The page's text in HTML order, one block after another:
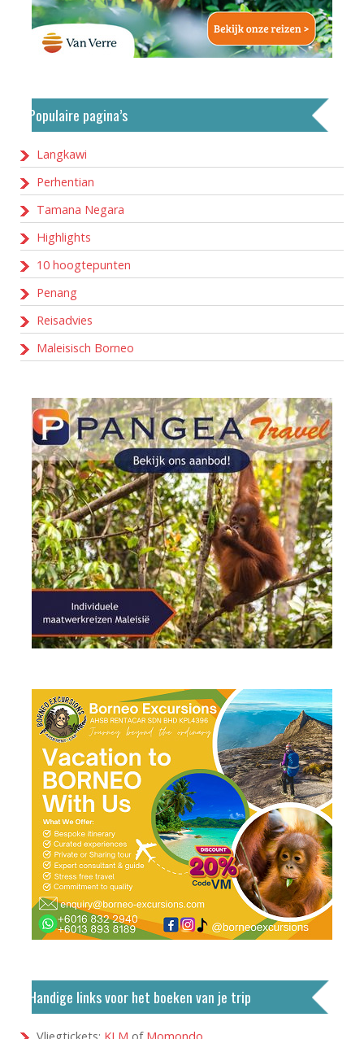
Populaire pagina’s
Langkawi
Perhentian
Tamana Negara
Highlights
10 hoogtepunten
Penang
Reisadvies
Maleisisch Borneo
Handige links voor het boeken van je trip